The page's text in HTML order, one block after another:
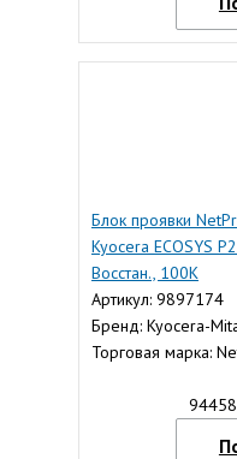
Блок проявки
Kyocera ECOSYS
Восстан., 100К
Артикул: 9897174
Бренд: Kyocera-
Торговая марка: